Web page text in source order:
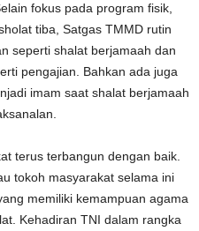
fokus pada program fisik,
tiba, Satgas TMMD rutin
seperti shalat berjamaah dan
pengajian. Bahkan ada juga
imam saat shalat berjamaah
terus terbangun dengan baik.
tokoh masyarakat selama ini
memiliki kemampuan agama
Kehadiran TNI dalam rangka